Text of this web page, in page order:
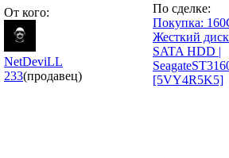
От кого:
NetDeviLL
233(продавец)
По сделке:
Покупка:
Жесткий
SATA HDD |
[5VY4R5K5]